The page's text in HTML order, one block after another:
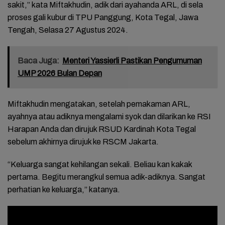
sakit,” kata Miftakhudin, adik dari ayahanda ARL, di sela
proses gali kubur di TPU Panggung, Kota Tegal, Jawa
Tengah, Selasa 27 Agustus 2024.
Baca Juga: Menteri Yassierli Pastikan Pengumuman
UMP 2026 Bulan Depan
Miftakhudin mengatakan, setelah pemakaman ARL,
ayahnya atau adiknya mengalami syok dan dilarikan ke RSI
Harapan Anda dan dirujuk RSUD Kardinah Kota Tegal
sebelum akhirnya dirujuk ke RSCM Jakarta.
“Keluarga sangat kehilangan sekali. Beliau kan kakak
pertama. Begitu merangkul semua adik-adiknya. Sangat
perhatian ke keluarga,” katanya.